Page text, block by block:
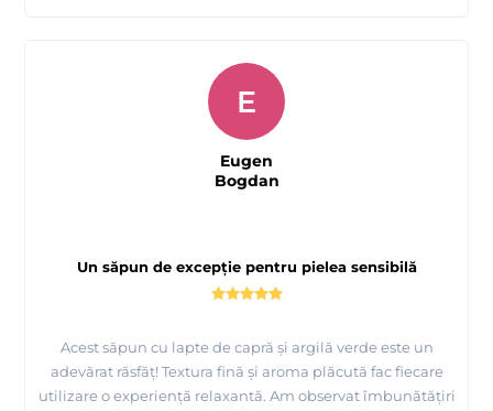
Un săpun de excepție pentru pielea sensibilă
Acest săpun cu lapte de capră și argilă verde este un
adevărat răsfăț! Textura fină și aroma plăcută fac fiecare
utilizare o experiență relaxantă. Am observat îmbunătățiri
E
Eugen
Bogdan